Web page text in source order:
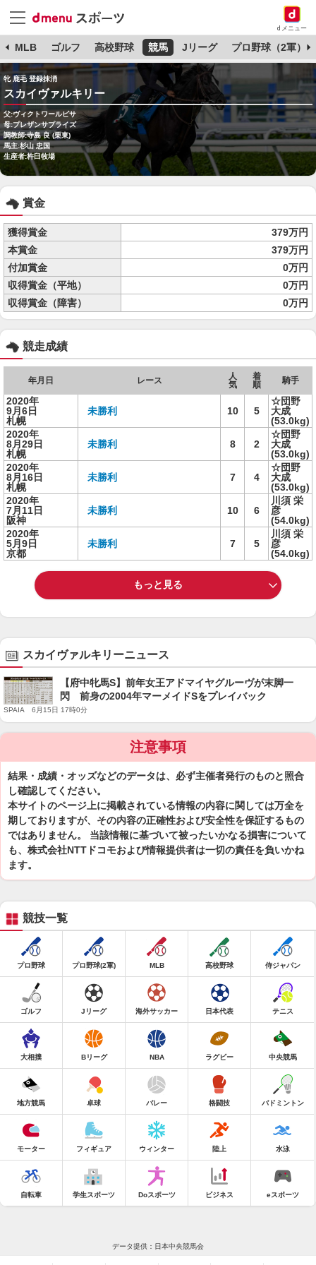
dメニュー
MLB ゴルフ 高校野球 競馬 Jリーグ プロ野球（2軍）
牝 鹿毛 登録抹消
スカイヴァルキリー
父:ヴィクトワールピサ
母:プレザンサプライズ
調教師:寺島 良 (栗東)
馬主:杉山 忠国
生産者:杵臼牧場
賞金
獲得賞金
379万円
本賞金
379万円
付加賞金
0万円
収得賞金（平地）
0万円
収得賞金（障害）
0万円
競走成績
年月日 レース
人
気
着
順
騎手
2020年
9月6日
札幌
未勝利 10 5
☆団野
大成
(53.0kg)
2020年
8月29日
札幌
未勝利 8 2
☆団野
大成
(53.0kg)
2020年
8月16日
札幌
未勝利 7 4
☆団野
大成
(53.0kg)
2020年
7月11日
阪神
未勝利 10 6
川須 栄
彦
(54.0kg)
2020年
5月9日
京都
未勝利 7 5
川須 栄
彦
(54.0kg)
もっと見る
スカイヴァルキリーニュース
【府中牝馬S】前年女王アドマイヤグルーヴが末脚一
閃 前身の2004年マーメイドSをプレイバック
SPAIA 6月15日 17時0分
注意事項
結果・成績・オッズなどのデータは、必ず主催者発行のものと照合
し確認してください。
本サイトのページ上に掲載されている情報の内容に関しては万全を
期しておりますが、その内容の正確性および安全性を保証するもの
ではありません。 当該情報に基づいて被ったいかなる損害について
も、株式会社NTTドコモおよび情報提供者は一切の責任を負いかね
ます。
競技一覧
プロ野球 プロ野球(2軍) MLB 高校野球 侍ジャパン
ゴルフ Jリーグ 海外サッカー 日本代表 テニス
大相撲 Bリーグ NBA ラグビー 中央競馬
地方競馬 卓球 バレー 格闘技 バドミントン
モーター フィギュア ウィンター 陸上 水泳
自転車 学生スポーツ Doスポーツ ビジネス eスポーツ
データ提供：日本中央競馬会